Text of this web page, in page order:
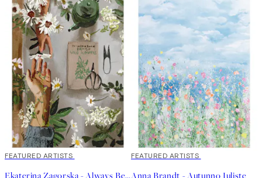
40%*
FEATURED ARTISTS 40%*
FEATURED ARTISTS